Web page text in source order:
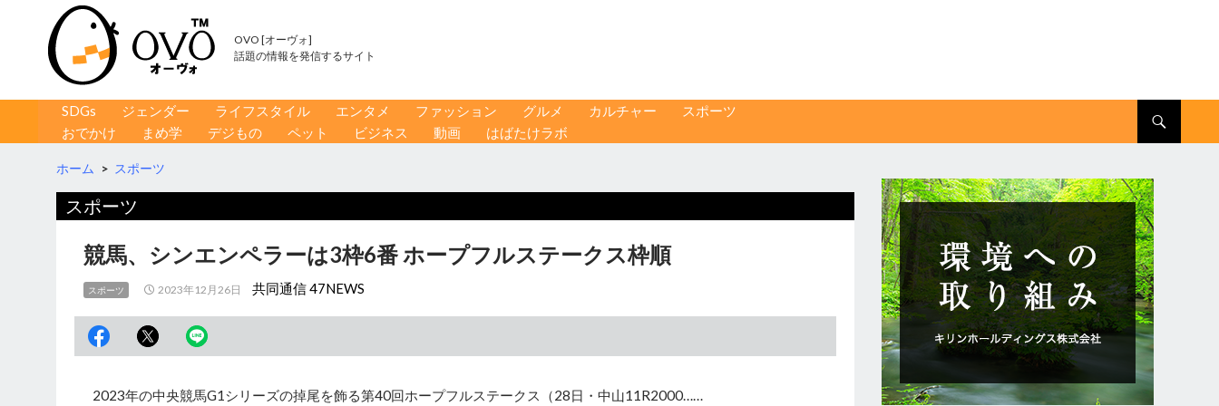
OVO [オーヴォ]
話題の情報を発信するサイト
コンテンツへ移動
SDGs ジェンダー ライフスタイル エンタメ ファッション グルメ カルチャー
スポーツ
おでかけ
まめ学 デジもの ペット ビジネス 動画 はばたけラボ
ホーム > スポーツ
スポーツ
競馬、シンエンペラーは3枠6番 ホープフルステークス枠順
スポーツ 2023年12月26日 共同通信 47NEWS
2023年の中央競馬G1シリーズの掉尾を飾る第40回ホープフルステークス（28日・中山11R2000……